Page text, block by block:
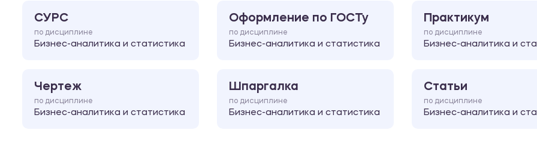
СУРС
по дисциплине
Бизнес-аналитика и статистика
Оформление по ГОСТу
по дисциплине
Бизнес-аналитика и статистика
Практикум
по дисциплине
Бизнес-аналитика и
Чертеж
по дисциплине
Бизнес-аналитика и статистика
Шпаргалка
по дисциплине
Бизнес-аналитика и статистика
Статьи
по дисциплине
Бизнес-аналитика и